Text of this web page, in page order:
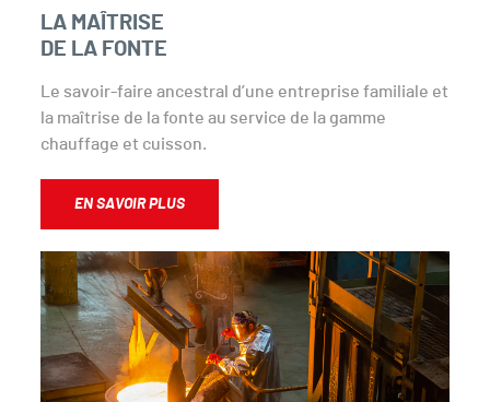
LA MAÎTRISE
DE LA FONTE
Le savoir-faire ancestral d’une entreprise familiale et
la maîtrise de la fonte au service de la gamme
chauffage et cuisson.
EN SAVOIR PLUS